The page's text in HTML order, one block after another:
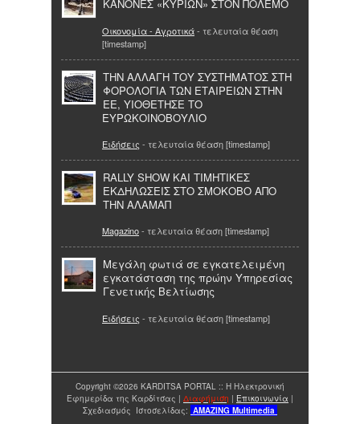
ΚΑΝΟΝΕΣ «ΚΥΡΙΩΝ» ΣΤΟΝ ΠΟΛΕΜΟ
Οικονομία - Αγροτικά- τελευταία θέαση
[timestamp]
ΤΗΝ ΑΛΛΑΓΗ ΤΟΥ ΣΥΣΤΗΜΑΤΟΣ ΣΤΗ
ΦΟΡΟΛΟΓΙΑ ΤΩΝ ΕΤΑΙΡΕΙΩΝ ΣΤΗΝ
ΕΕ, ΥΙΟΘΕΤΗΣΕ ΤΟ
ΕΥΡΩΚΟΙΝΟΒΟΥΛΙΟ
Ειδήσεις - τελευταία θέαση [timestamp]
RALLY SHOW ΚΑΙ ΤΙΜΗΤΙΚΕΣ
ΕΚΔΗΛΩΣΕΙΣ ΣΤΟ ΣΜΟΚΟΒΟ ΑΠΟ
ΤΗΝ ΑΛΑΜΑΠ
Magazino- τελευταία θέαση [timestamp]
Μεγάλη φωτιά σε εγκατελειμένη
εγκατάσταση της πρώην Υπηρεσίας
Γενετικής Βελτίωσης
Ειδήσεις - τελευταία θέαση [timestamp]
Copyright ©2026 KARDITSA PORTAL :: Η Ηλεκτρονική
Εφημερίδα της Καρδίτσας | Διαφήμιση | Επικοινωνία |
Σχεδιασμός Ιστοσελίδας: AMAZING Multimedia